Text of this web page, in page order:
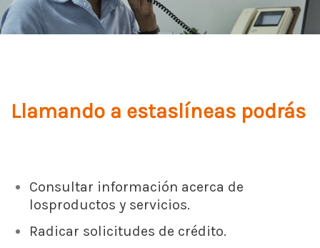
Llamando a estaslíneas podrás
Consultar información acerca de
losproductos y servicios.
Radicar solicitudes de crédito.